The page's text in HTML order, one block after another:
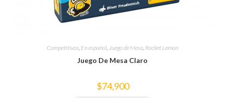
Competitivos En español Juego de Mesa Rocket Lemon
Juego De Mesa Claro
$74,900